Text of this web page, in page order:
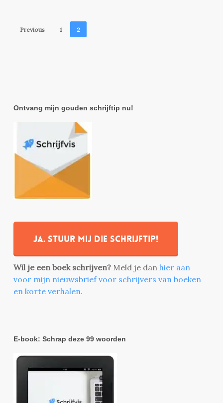
Previous 1 2
Ontvang mijn gouden schrijftip nu!
Ja. stuur mij die schrijftip!
Wil je een boek schrijven? Meld je dan hier aan
voor mijn nieuwsbrief voor schrijvers van boeken
en korte verhalen.
E-book: Schrap deze 99 woorden